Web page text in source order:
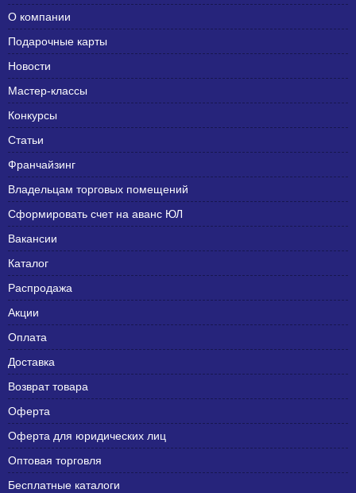
О компании
Подарочные карты
Новости
Мастер-классы
Конкурсы
Статьи
Франчайзинг
Владельцам торговых помещений
Сформировать счет на аванс ЮЛ
Вакансии
Каталог
Распродажа
Акции
Оплата
Доставка
Возврат товара
Оферта
Оферта для юридических лиц
Оптовая торговля
Бесплатные каталоги